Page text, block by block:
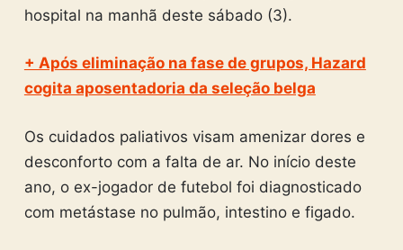
hospital na manhã deste sábado (3).
+ Após eliminação na fase de grupos, Hazard
cogita aposentadoria da seleção belga
Os cuidados paliativos visam amenizar dores e
desconforto com a falta de ar. No início deste
ano, o ex-jogador de futebol foi diagnosticado
com metástase no pulmão, intestino e figado.